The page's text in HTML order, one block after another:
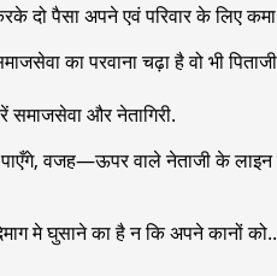
दो पैसा अपने एवं परिवार के लिए
का परवाना चढ़ा है वो भी
और नेतागिरी.
वजह—ऊपर वाले नेताजी के
मे घुसाने का है न कि अपने कानों